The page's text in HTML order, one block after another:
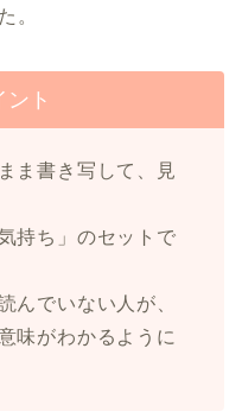
。
ント
ま書き写して、見
持ち」のセットで
んでいない人が、
味がわかるように